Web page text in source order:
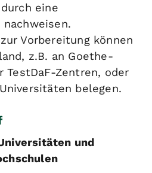
eine
nachweisen.
Vorbereitung können
z.B. an Goethe-
TestDaF-Zentren, oder
belegen.
und